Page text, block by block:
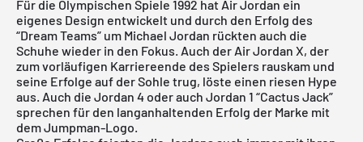
Für die Olympischen Spiele 1992 hat Air Jordan ein
eigenes Design entwickelt und durch den Erfolg des
“Dream Teams” um Michael Jordan rückten auch die
Schuhe wieder in den Fokus. Auch der Air Jordan X, der
zum vorläufigen Karriereende des Spielers rauskam und
seine Erfolge auf der Sohle trug, löste einen riesen Hype
aus. Auch die Jordan 4 oder auch Jordan 1 “Cactus Jack”
sprechen für den langanhaltenden Erfolg der Marke mit
dem Jumpman-Logo.